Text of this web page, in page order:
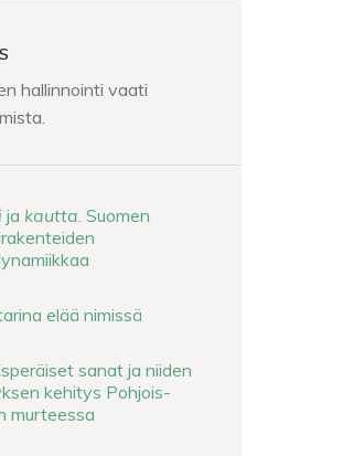
hallinnointi vaati
ja kautta . Suomen
elää nimissä
sanat ja niiden
kehitys Pohjois-
murteessa